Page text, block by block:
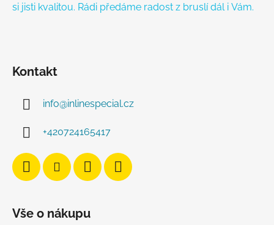
si jisti kvalitou. Rádi předáme radost z bruslí dál i Vám.
Kontakt
info@inlinespecial.cz
+420724165417
Vše o nákupu